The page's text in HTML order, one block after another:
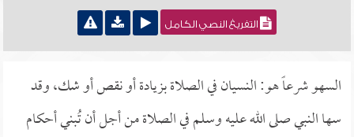
التفريغ النصي الكامل
السهو شرعاً هو: النسيان في الصلاة بزيادة أو نقص أو شك، وقد
سها النبي صلى الله عليه وسلم في الصلاة من أجل أن تُبني أحكام